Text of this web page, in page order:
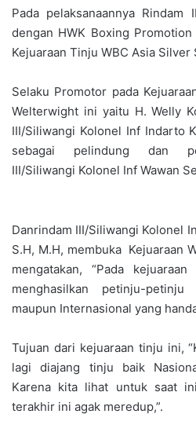
Pada pelaksanaannya Rindam
dengan HWK Boxing
Kejuaraan Tinju WBC Asia
Selaku Promotor pada
Welterwight ini yaitu H. Welly
III/Siliwangi Kolonel Inf Indarto
sebagai pelindung dan
III/Siliwangi Kolonel Inf Wawan
Danrindam III/Siliwangi Kolonel
S.H, M.H, membuka Kejuaraan
mengatakan, “Pada
menghasilkan petinju-
maupun Internasional yang
Tujuan dari kejuaraan tinju ini,
lagi diajang tinju baik
Karena kita lihat untuk saat
terakhir ini agak meredup,”.